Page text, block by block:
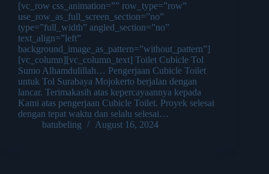
[vc_row css_animation=”” row_type=”row”
use_row_as_full_screen_section=”no”
type=”full_width” angled_section=”no”
text_align=”left”
background_image_as_pattern=”without_pattern”]
[vc_column][vc_column_text] Toilet Cubicle Tol
Sumo Alhamdulillah… Pengerjaan Cubicle Toilet
untuk Tol Surabaya Mojokerto berjalan dengan
lancar. Terimakasih atas kepercayaannya kepada
Kami atas pengerjaan Cubicle Toilet. Proyek selesai
dengan tepat waktu dan selalu selesai…
batubeling
August 16, 2024